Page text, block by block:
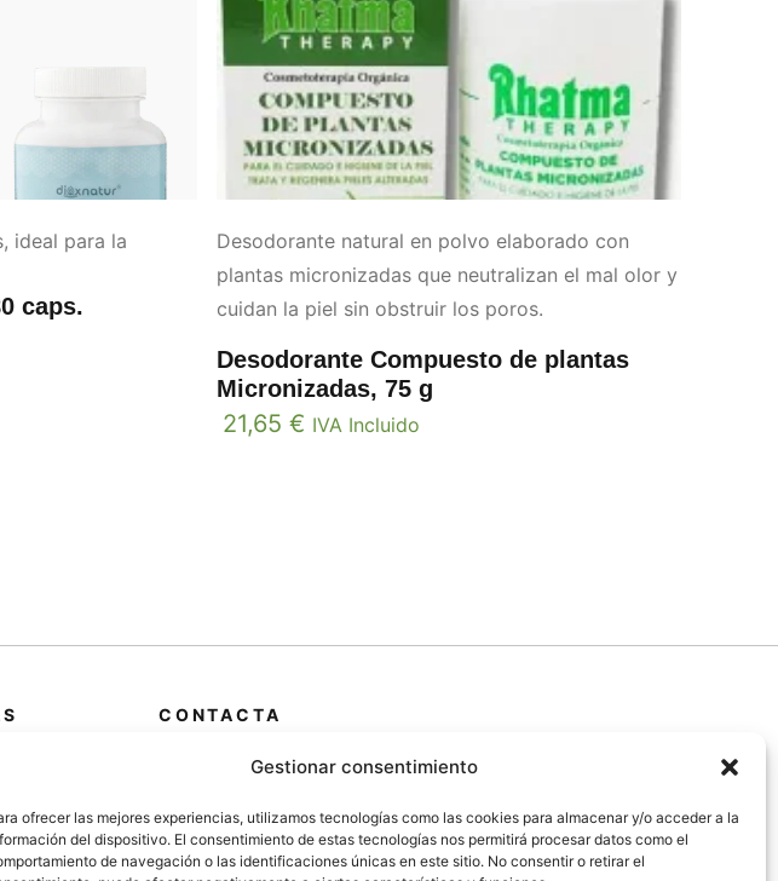
Gestionar consentimiento
ofrecer las mejores experiencias, utilizamos tecnologías como las cookies para almacenar y/o acceder a la
del dispositivo. El consentimiento de estas tecnologías nos permitirá procesar datos como el
de navegación o las identificaciones únicas en este sitio. No consentir o retirar el
ideal para la
caps.
Desodorante natural en polvo elaborado con
plantas micronizadas que neutralizan el mal olor y
cuidan la piel sin obstruir los poros.
Desodorante Compuesto de plantas
Micronizadas, 75 g
21,65 € IVA Incluido
CONTACTA
(Lérida)
info@jardipamies.com